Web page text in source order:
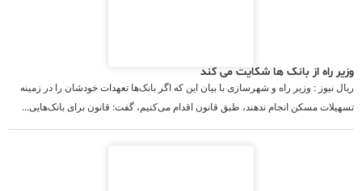
وزیر راه از بانک ها شکایت می کند
ریال نیوز : وزیر راه و شهرسازی با بیان این که اگر بانک‌ها تعهدات خودشان را در زمینه
تسهیلات مسکن انجام ندهند، طبق قانون اقدام می‌کنیم، گفت: قانون برای بانک‌هایی...